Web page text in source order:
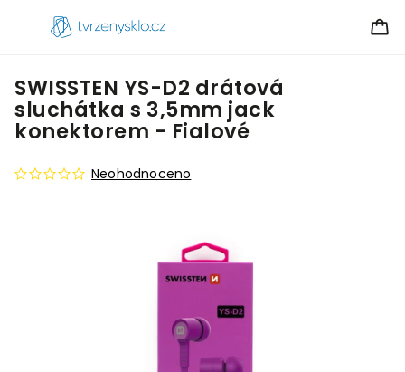
SWISSTEN YS-D2 drátová
sluchátka s 3,5mm jack
konektorem - Fialové
Neohodnoceno